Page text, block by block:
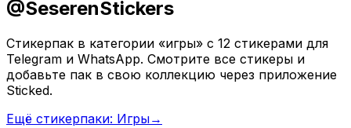
@SeserenStickers
Стикерпак в категории «игры» с 12 стикерами для
Telegram и WhatsApp. Смотрите все стикеры и
добавьте пак в свою коллекцию через приложение
Sticked.
Ещё стикерпаки: Игры→